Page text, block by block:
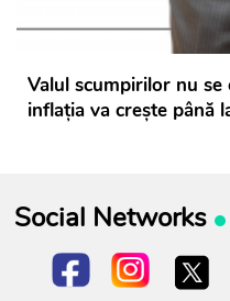
Valul scumpirilor nu
inflația va crește până
Social Networks